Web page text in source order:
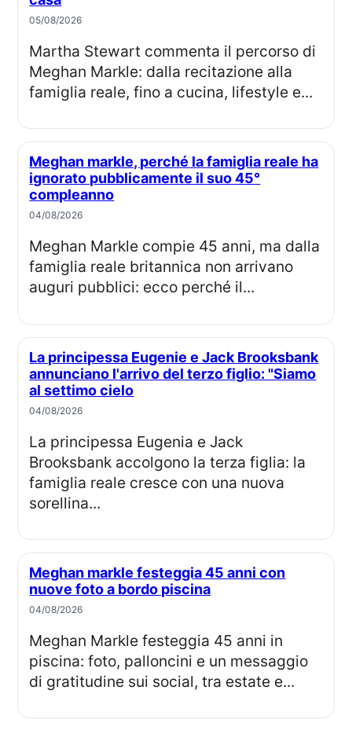
05/08/2026
Martha Stewart commenta il percorso di
Meghan Markle: dalla recitazione alla
famiglia reale, fino a cucina, lifestyle e...
Meghan markle, perché la famiglia reale ha
ignorato pubblicamente il suo 45°
compleanno
04/08/2026
Meghan Markle compie 45 anni, ma dalla
famiglia reale britannica non arrivano
auguri pubblici: ecco perché il...
La principessa Eugenie e Jack Brooksbank
annunciano l'arrivo del terzo figlio: "Siamo
al settimo cielo
04/08/2026
La principessa Eugenia e Jack
Brooksbank accolgono la terza figlia: la
famiglia reale cresce con una nuova
sorellina...
Meghan markle festeggia 45 anni con
nuove foto a bordo piscina
04/08/2026
Meghan Markle festeggia 45 anni in
piscina: foto, palloncini e un messaggio
di gratitudine sui social, tra estate e...